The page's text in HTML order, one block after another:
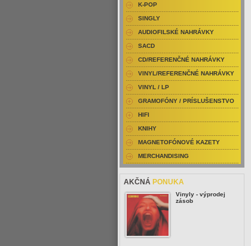
K-POP
SINGLY
AUDIOFILSKÉ NAHRÁVKY
SACD
CD/REFERENČNÉ NAHRÁVKY
VINYL/REFERENČNÉ NAHRÁVKY
VINYL / LP
GRAMOFÓNY / PRÍSLUŠENSTVO
HIFI
KNIHY
MAGNETOFÓNOVÉ KAZETY
MERCHANDISING
AKČNÁ PONUKA
Vinyly - výprodej
zásob